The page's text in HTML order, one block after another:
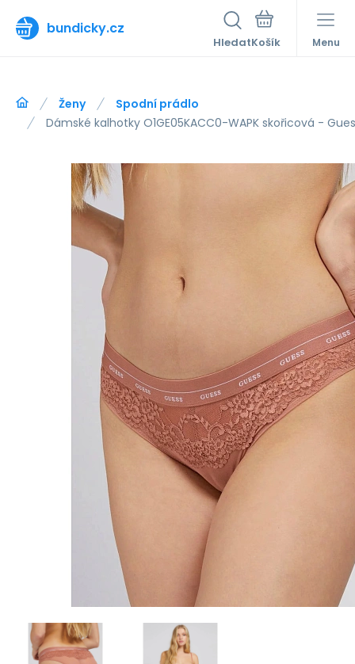
bundicky.cz
Hledat Menu
Ženy
Spodní prádlo
Dámské kalhotky O1GE05KACC0-WAPK skořicová -